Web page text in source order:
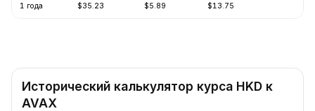
1 года $35.23 $5.89 $13.75
Исторический калькулятор курса HKD к
AVAX